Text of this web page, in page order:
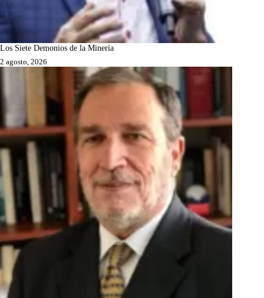
Los Siete Demonios de la Minería
2 agosto, 2026